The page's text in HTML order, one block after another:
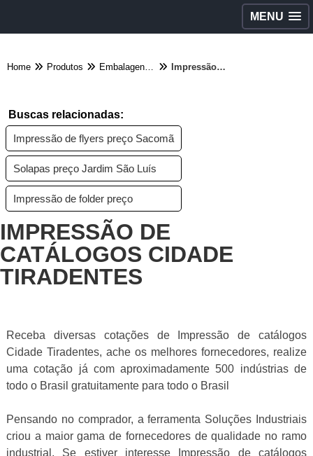
MENU
Home Produtos Embalagens diversas - Categoria Impressão de catálogos Cidade Tiradentes
Buscas relacionadas:
Impressão de flyers preço Sacomã
Solapas preço Jardim São Luís
Impressão de folder preço
IMPRESSÃO DE
CATÁLOGOS CIDADE
TIRADENTES
Receba diversas cotações de Impressão de catálogos
Cidade Tiradentes, ache os melhores fornecedores, realize
uma cotação já com aproximadamente 500 indústrias de
todo o Brasil gratuitamente para todo o Brasil
Pensando no comprador, a ferramenta Soluções Industriais
criou a maior gama de fornecedores de qualidade no ramo
industrial. Se estiver interesse Impressão de catálogos